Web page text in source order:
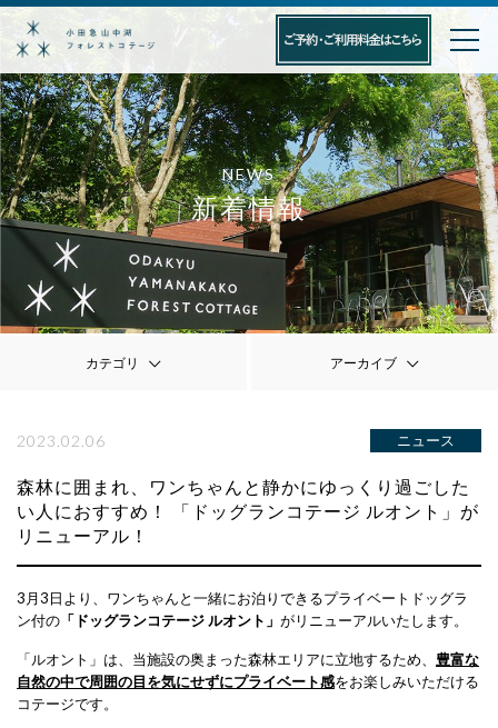
NEWS
新着情報
カテゴリ アーカイブ
2023.02.06 ニュース
森林に囲まれ、ワンちゃんと静かにゆっくり過ごした
い人におすすめ！ 「ドッグランコテージ ルオント」が
リニューアル！
3月3日より、ワンちゃんと一緒にお泊りできるプライベートドッグラ
ン付の 「ドッグランコテージ ルオント」 がリニューアルいたします。
「ルオント」は、当施設の奥まった森林エリアに立地するため、 豊富な
自然の中で周囲の目を気にせずにプライベート感をお楽しみいただける
コテージです。